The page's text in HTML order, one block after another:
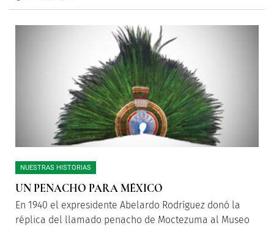
NUESTRAS HISTORIAS
UN PENACHO PARA MÉXICO
En 1940 el expresidente Abelardo Rodríguez donó la
réplica del llamado penacho de Moctezuma al Museo